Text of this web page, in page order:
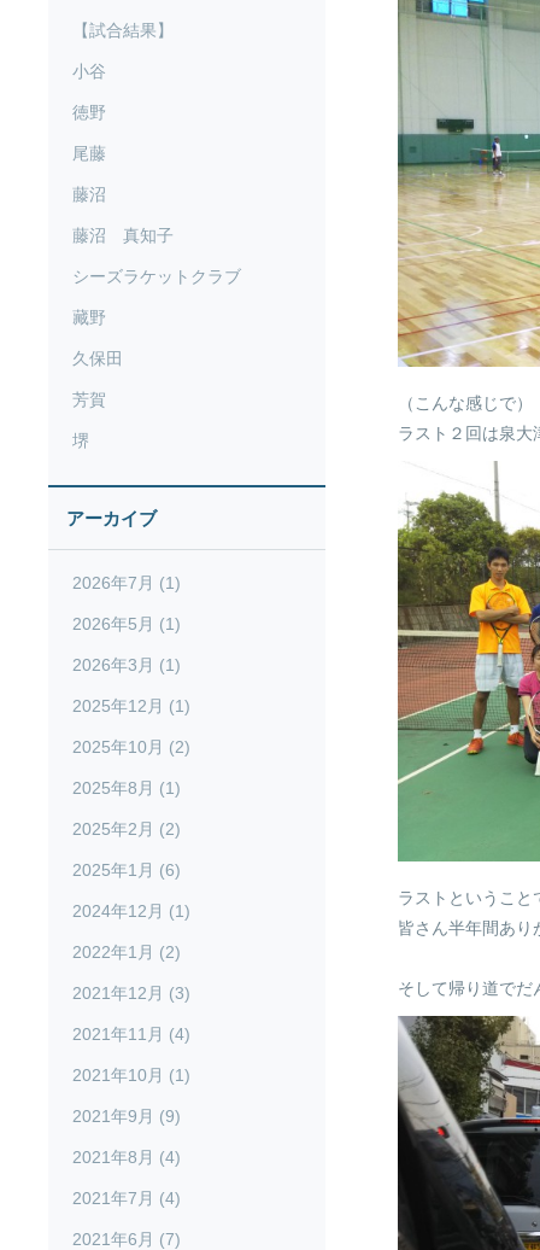
（こんな感じで）
ラスト２回は泉大
ラストということ
皆さん半年間あり
そして帰り道でだ
【試合結果】
小谷
徳野
尾藤
藤沼
藤沼 真知子
シーズラケットクラブ
藏野
久保田
芳賀
堺
アーカイブ
2026年7月 (1)
2026年5月 (1)
2026年3月 (1)
2025年12月 (1)
2025年10月 (2)
2025年8月 (1)
2025年2月 (2)
2025年1月 (6)
2024年12月 (1)
2022年1月 (2)
2021年12月 (3)
2021年11月 (4)
2021年10月 (1)
2021年9月 (9)
2021年8月 (4)
2021年7月 (4)
2021年6月 (7)